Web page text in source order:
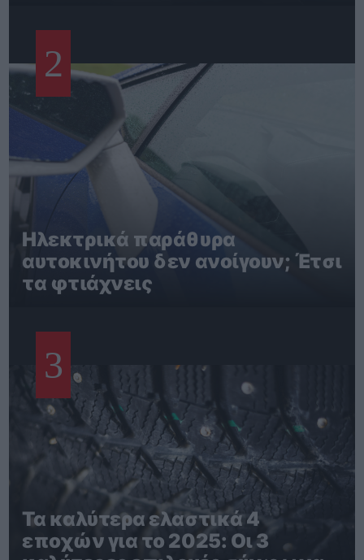
2
Ηλεκτρικά παράθυρα
αυτοκινήτου δεν ανοίγουν; Έτσι
τα φτιάχνεις
3
Τα καλύτερα ελαστικά 4
εποχών για το 2025: Οι 3